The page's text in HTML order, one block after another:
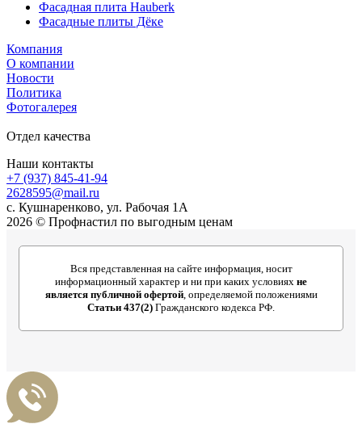
Фасадная плита Hauberk
Фасадные плиты Дёке
Компания
О компании
Новости
Политика
Фотогалерея
Отдел качества
Наши контакты
+7 (937) 845-41-94
2628595@mail.ru
с. Кушнаренково, ул. Рабочая 1А
2026 © Профнастил по выгодным ценам
Вся представленная на сайте информация, носит
информационный характер и ни при каких условиях не
является публичной офертой, определяемой положениями
Статьи 437(2) Гражданского кодекса РФ.